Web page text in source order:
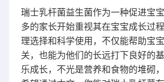
瑞士乳杆菌益生菌作为一种促进宝
多的家长开始重视其在宝宝成长过
理选择和科学使用，不仅能帮助宝
关，也能为他们的长远打下良好的
乐成长，不光是营养和食物的堆砌